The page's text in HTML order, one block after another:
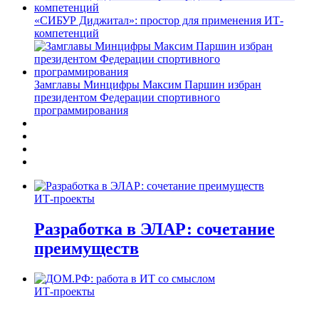
«СИБУР Диджитал»: простор для применения ИТ-
компетенций
Замглавы Минцифры Максим Паршин избран
президентом Федерации спортивного
программирования
ИТ-проекты
Разработка в ЭЛАР: сочетание
преимуществ
ИТ-проекты